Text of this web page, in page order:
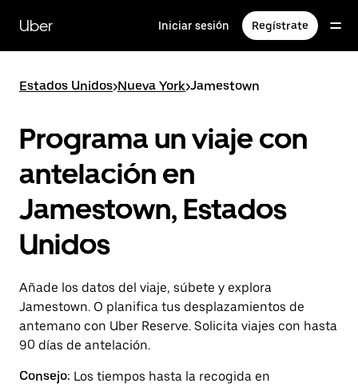
contenido
principal
Uber Iniciar sesión Regístrate
Estados Unidos>Nueva York>Jamestown
Programa un viaje con
antelación en
Jamestown, Estados
Unidos
Añade los datos del viaje, súbete y explora
Jamestown. O planifica tus desplazamientos de
antemano con Uber Reserve. Solicita viajes con hasta
90 días de antelación.
Consejo: Los tiempos hasta la recogida en